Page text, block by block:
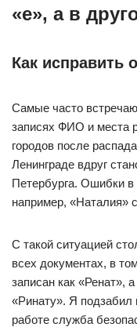
«е», а в
Как исправить
Самые часто
записях ФИО и места
городов после
Ленинграде вдруг
Петербурга. Ошибки
например, «Наталия»
С такой ситуацией
всех документах, в
записан как «Ренат»,
«Ринату». Я подзабил
работе служба